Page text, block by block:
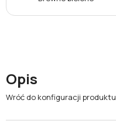
Opis
Wróć do konfiguracji produktu